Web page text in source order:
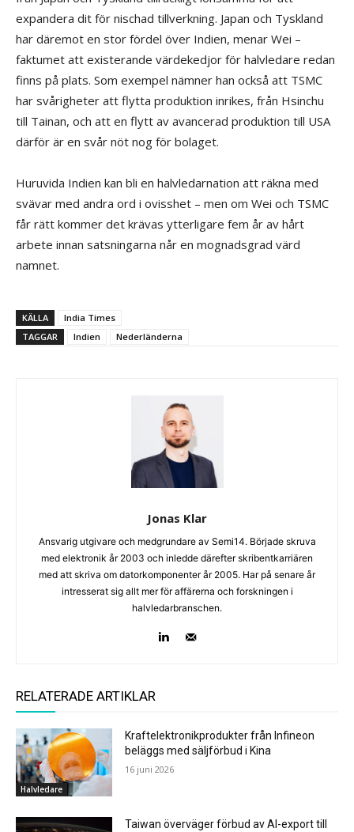
expandera dit för nischad tillverkning. Japan och Tyskland
har däremot en stor fördel över Indien, menar Wei –
faktumet att existerande värdekedjor för halvledare redan
finns på plats. Som exempel nämner han också att TSMC
har svårigheter att flytta produktion inrikes, från Hsinchu
till Tainan, och att en flytt av avancerad produktion till USA
därför är en svår nöt nog för bolaget.
Huruvida Indien kan bli en halvledarnation att räkna med
svävar med andra ord i ovisshet – men om Wei och TSMC
får rätt kommer det krävas ytterligare fem år av hårt
arbete innan satsningarna når en mognadsgrad värd
namnet.
KÄLLA
India Times
TAGGAR
Indien Nederländerna
Jonas Klar
Ansvarig utgivare och medgrundare av Semi14. Började skruva
med elektronik år 2003 och inledde därefter skribentkarriären
med att skriva om datorkomponenter år 2005. Har på senare år
intresserat sig allt mer för affärerna och forskningen i
halvledarbranschen.
RELATERADE ARTIKLAR
Halvledare
Kraftelektronikprodukter från Infineon
beläggs med säljförbud i Kina
16 juni 2026
Taiwan överväger förbud av AI-export till